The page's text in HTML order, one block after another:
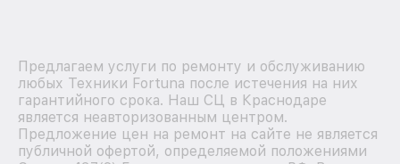
Предлагаем услуги по ремонту и обслуживанию
любых Техники Fortuna после истечения на них
гарантийного срока. Наш СЦ в Краснодаре
является неавторизованным центром.
Предложение цен на ремонт на сайте не является
публичной офертой, определяемой положениями